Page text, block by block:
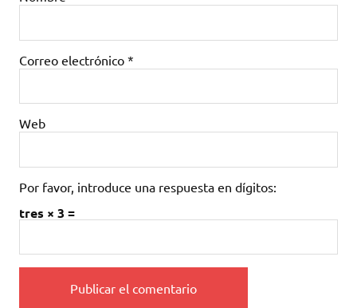
Correo electrónico *
Web
Por favor, introduce una respuesta en dígitos:
tres × 3 =